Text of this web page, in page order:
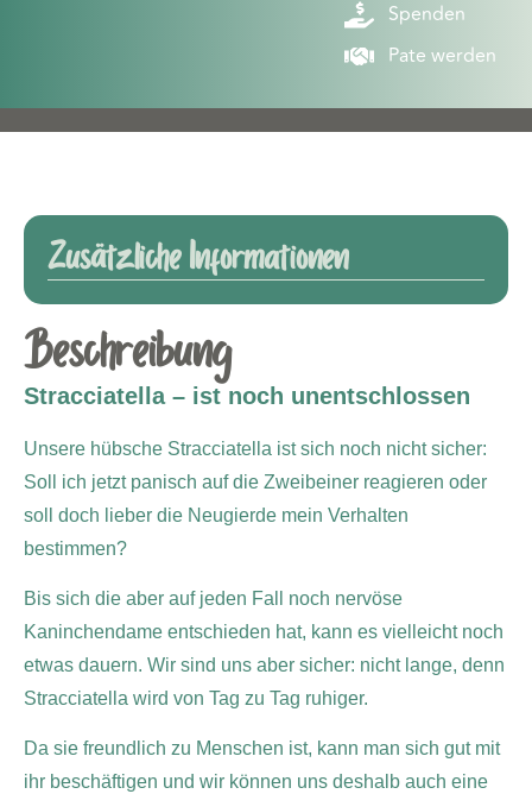
Spenden
Pate werden
Zusätzliche Informationen
Beschreibung
Stracciatella – ist noch unentschlossen
Unsere hübsche Stracciatella ist sich noch nicht sicher:
Soll ich jetzt panisch auf die Zweibeiner reagieren oder
soll doch lieber die Neugierde mein Verhalten
bestimmen?
Bis sich die aber auf jeden Fall noch nervöse
Kaninchendame entschieden hat, kann es vielleicht noch
etwas dauern. Wir sind uns aber sicher: nicht lange, denn
Stracciatella wird von Tag zu Tag ruhiger.
Da sie freundlich zu Menschen ist, kann man sich gut mit
ihr beschäftigen und wir können uns deshalb auch eine